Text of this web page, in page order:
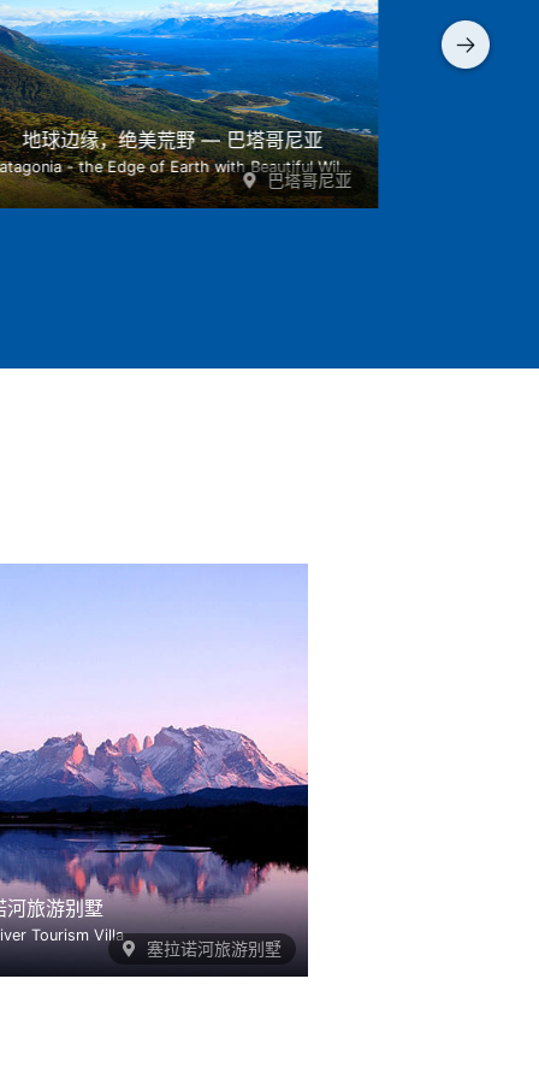
地球边缘，绝美荒野 — 巴塔哥尼亚
Patagonia - the Edge of Earth with Beautiful Wilderness
巴塔哥尼亚
河旅游别墅
Tourism Villa
塞拉诺河旅游别墅